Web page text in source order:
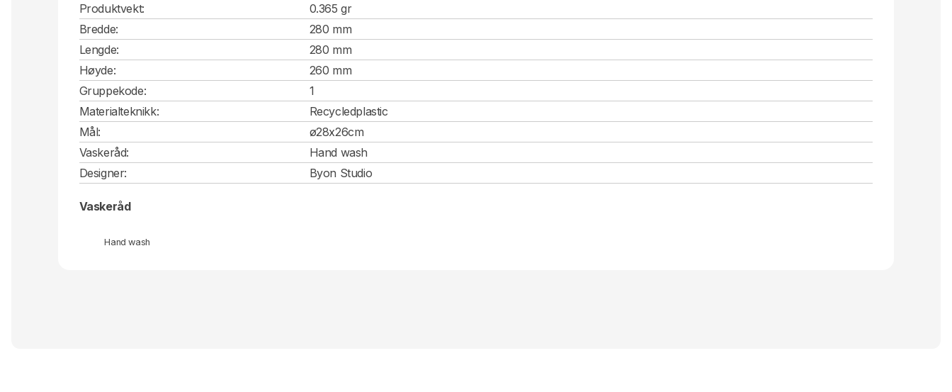
Produktvekt:
0.365 gr
Bredde:
280 mm
Lengde:
280 mm
Høyde:
260 mm
Gruppekode:
1
Materialteknikk:
Recycledplastic
Mål:
ø28x26cm
Vaskeråd:
Hand wash
Designer:
Byon Studio
Vaskeråd
Hand wash